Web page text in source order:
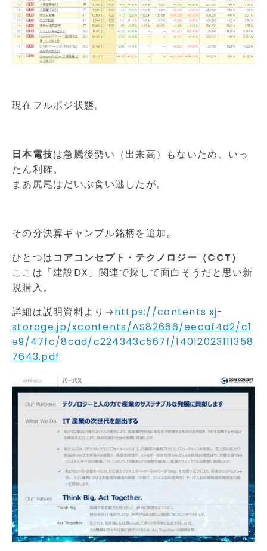
現在フルポジ状態。
日本電技は急騰後勢い（出来高）もないため、いっ
たん利確。
まあ尻尾はだいぶ食い逃したが。
その分決算ギャンブル銘柄を追加。
ひとつはコアコンセプト・テクノロジー（CCT）
ここは「建設DX」関連で探して面白そうだと思い新
規購入。
詳細は説明資料より→https://contents.xj-
storage.jp/xcontents/AS82666/eecaf4d2/c1
e9/47fc/8cad/c224343c567f/14012023111358
7643.pdf